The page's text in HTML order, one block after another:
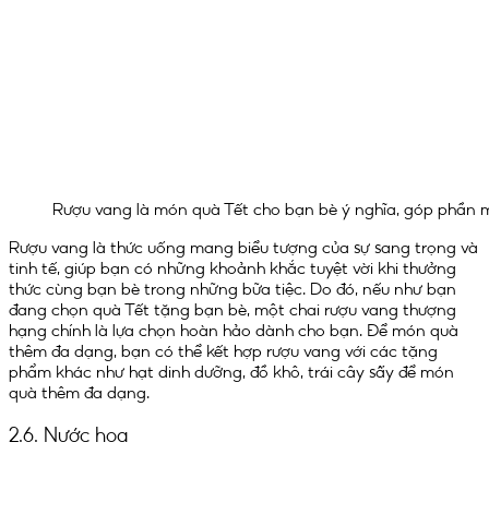
Rượu vang là món quà Tết cho bạn bè ý nghĩa, góp phần
Rượu vang là thức uống mang biểu tượng của sự sang trọng và
tinh tế, giúp bạn có những khoảnh khắc tuyệt vời khi thưởng
thức cùng bạn bè trong những bữa tiệc. Do đó, nếu như bạn
đang chọn quà Tết tặng bạn bè, một chai rượu vang thượng
hạng chính là lựa chọn hoàn hảo dành cho bạn. Để món quà
thêm đa dạng, bạn có thể kết hợp rượu vang với các tặng
phẩm khác như hạt dinh dưỡng, đồ khô, trái cây sấy để món
quà thêm đa dạng.
2.6. Nước hoa